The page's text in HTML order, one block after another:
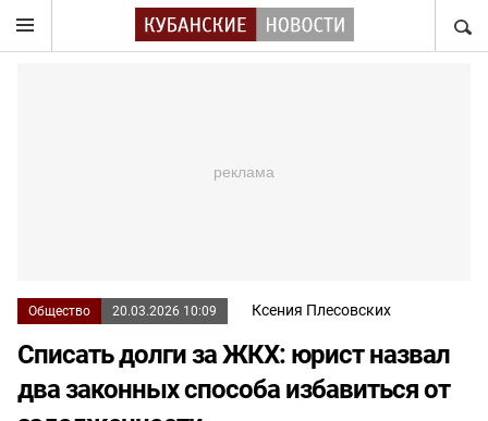
Общество 20.03.2026 10:09 Ксения Плесовских
Списать долги за ЖКХ: юрист назвал
два законных способа избавиться от